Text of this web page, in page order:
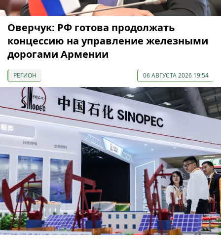
Оверчук: РФ готова продолжать
концессию на управление железными
дорогами Армении
РЕГИОН 06 АВГУСТА 2026 19:54